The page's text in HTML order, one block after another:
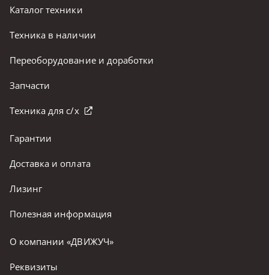
Каталог техники
Техника в наличии
Переоборудование и доработки
Запчасти
Техника для с/х
Гарантии
Доставка и оплата
Лизинг
Полезная информация
О компании «ДВИЖУЧ»
Реквизиты